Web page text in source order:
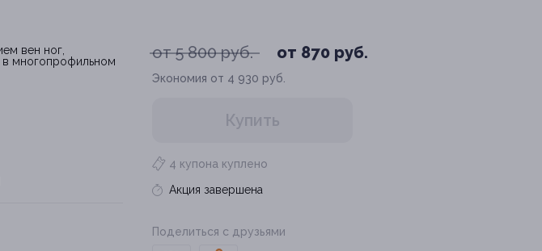
от 5 800 руб. от 870 руб.
Экономия от 4 930 руб.
Купить
4 купона куплено
Акция завершена
Поделиться с друзьями